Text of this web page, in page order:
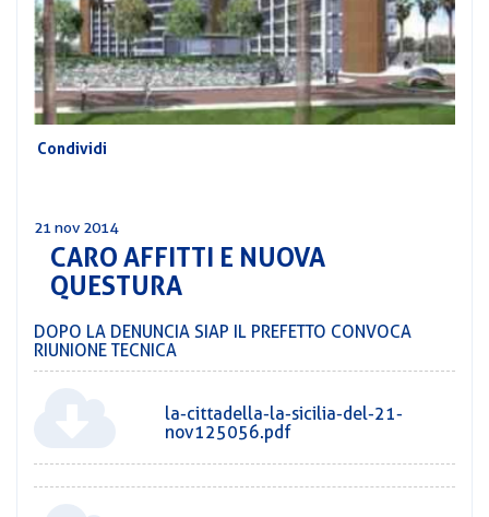
PREVIDENZA
CONVENZIONI
AREA
COMUNICATI
CIRCOLARI
CORSI
MOBILITÀ
DEL
PERSONALE
Condividi
21 nov 2014
CARO AFFITTI E NUOVA
QUESTURA
DOPO LA DENUNCIA SIAP IL PREFETTO CONVOCA
RIUNIONE TECNICA
la-cittadella-la-sicilia-del-21-
nov125056.pdf